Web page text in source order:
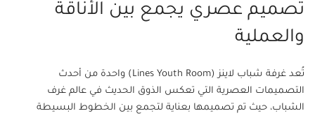
تصميم عصري يجمع بين الأناقة
والعملية
تُعد غرفة شباب لاينز (Lines Youth Room) واحدة من أحدث
التصميمات العصرية التي تعكس الذوق الحديث في عالم غرف
الشباب، حيث تم تصميمها بعناية لتجمع بين الخطوط البسيطة